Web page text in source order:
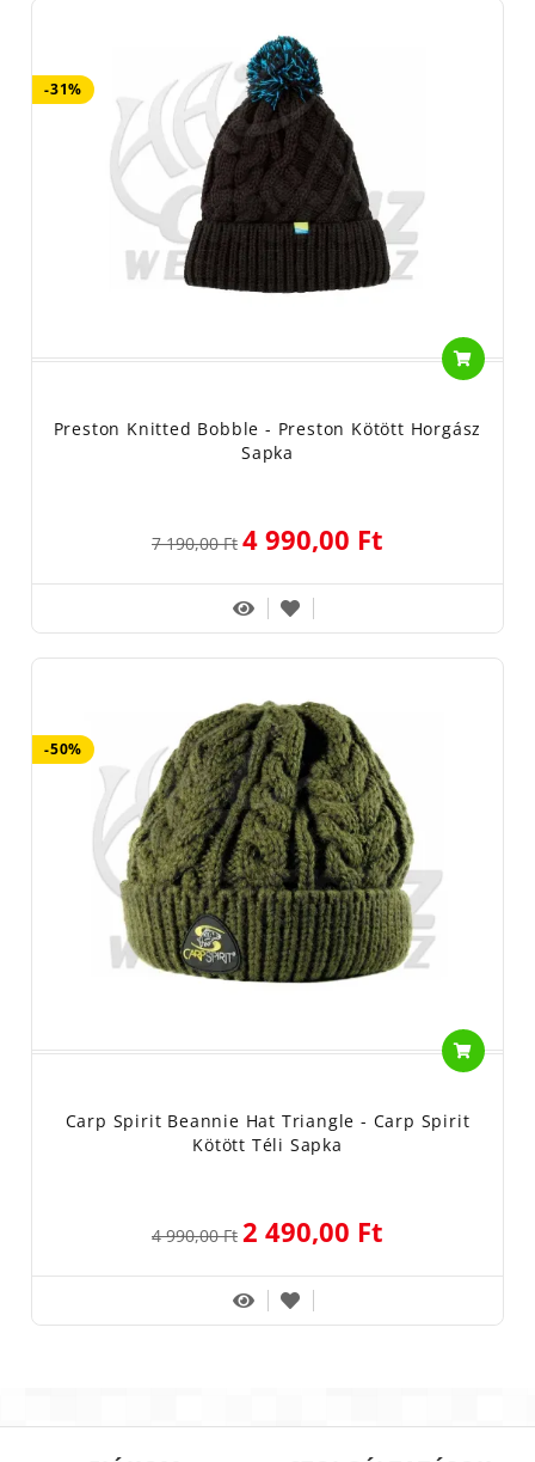
-31%
Preston Knitted Bobble - Preston Kötött Horgász
Sapka
7 190,00 Ft 4 990,00 Ft
-50%
Carp Spirit Beannie Hat Triangle - Carp Spirit
Kötött Téli Sapka
4 990,00 Ft 2 490,00 Ft